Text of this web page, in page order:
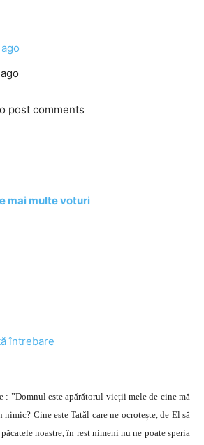
post comments
mai multe voturi
întrebare
: ”Domnul este apărătorul vieții mele de cine mă
Cine este Tatăl care ne ocrotește, de El să
noastre, în rest nimeni nu ne poate speria